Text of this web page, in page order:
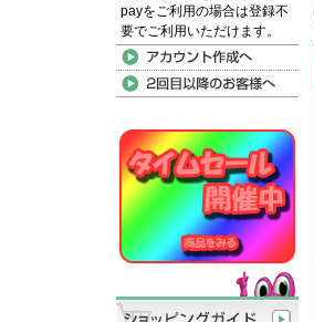
payをご利用の場合は登録不
要でご利用いただけます。